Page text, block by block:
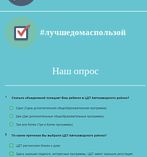
#лучшедомаспользой
Наш опрос